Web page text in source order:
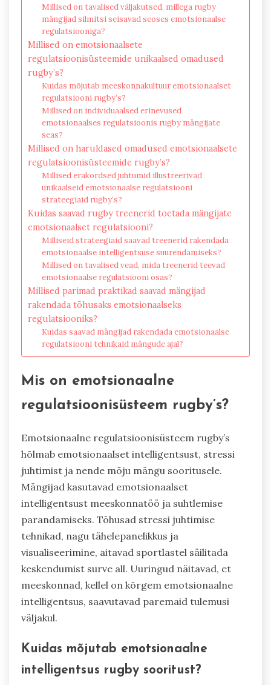
Millised on tavalised väljakutsed, millega rugby
mängijad silmitsi seisavad seoses emotsionaalse
regulatsiooniga?
Millised on emotsionaalsete
regulatsioonisüsteemide unikaalsed omadused
rugby’s?
Kuidas mõjutab meeskonnakultuur emotsionaalset
regulatsiooni rugby’s?
Millised on individuaalsed erinevused
emotsionaalses regulatsioonis rugby mängijate
seas?
Millised on haruldased omadused emotsionaalsete
regulatsioonisüsteemide rugby’s?
Millised erakordsed juhtumid illustreerivad
unikaalseid emotsionaalse regulatsiooni
strateegiaid rugby’s?
Kuidas saavad rugby treenerid toetada mängijate
emotsionaalset regulatsiooni?
Milliseid strateegiaid saavad treenerid rakendada
emotsionaalse intelligentsuse suurendamiseks?
Millised on tavalised vead, mida treenerid teevad
emotsionaalse regulatsiooni osas?
Millised parimad praktikad saavad mängijad
rakendada tõhusaks emotsionaalseks
regulatsiooniks?
Kuidas saavad mängijad rakendada emotsionaalse
regulatsiooni tehnikaid mängude ajal?
Mis on emotsionaalne
regulatsioonisüsteem rugby’s?
Emotsionaalne regulatsioonisüsteem rugby’s
hõlmab emotsionaalset intelligentsust, stressi
juhtimist ja nende mõju mängu sooritusele.
Mängijad kasutavad emotsionaalset
intelligentsust meeskonnatöö ja suhtlemise
parandamiseks. Tõhusad stressi juhtimise
tehnikad, nagu tähelepanelikkus ja
visualiseerimine, aitavad sportlastel säilitada
keskendumist surve all. Uuringud näitavad, et
meeskonnad, kellel on kõrgem emotsionaalne
intelligentsus, saavutavad paremaid tulemusi
väljakul.
Kuidas mõjutab emotsionaalne
intelligentsus rugby sooritust?